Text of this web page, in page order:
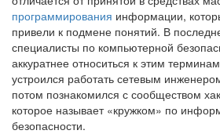
программирования информации,
привели к подмене понятий. В
специалисты по компьютерной
аккуратнее относиться к этим
устроился работать сетевым
потом познакомился с сообществом
которое называет «кружком» по
безопасности.